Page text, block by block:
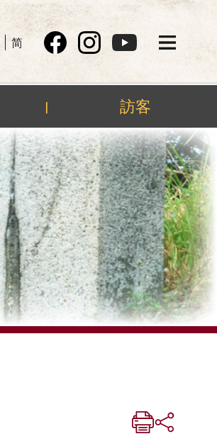
简
| 訪客